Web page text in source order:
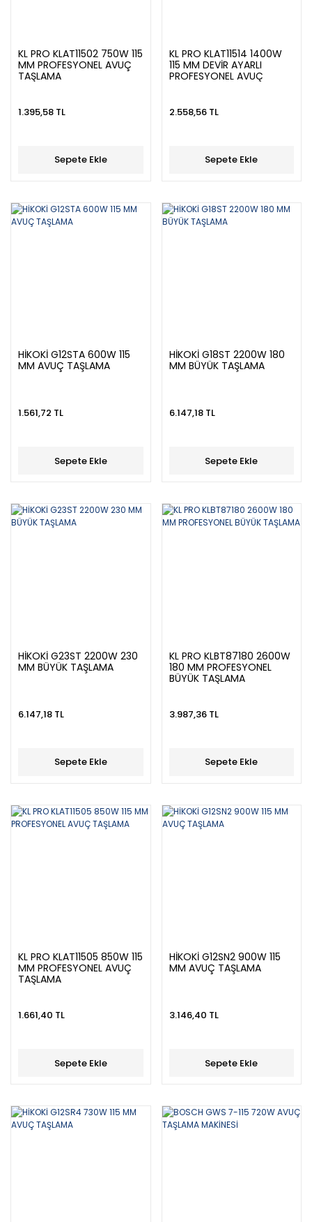
KL PRO KLAT11502 750W 115
MM PROFESYONEL AVUÇ
TAŞLAMA
1.395,58 TL
Sepete Ekle
KL PRO KLAT11514 1400W
115 MM DEVİR AYARLI
PROFESYONEL AVUÇ
2.558,56 TL
Sepete Ekle
HİKOKİ G12STA 600W 115
MM AVUÇ TAŞLAMA
1.561,72 TL
Sepete Ekle
HİKOKİ G18ST 2200W 180
MM BÜYÜK TAŞLAMA
6.147,18 TL
Sepete Ekle
HİKOKİ G23ST 2200W 230
MM BÜYÜK TAŞLAMA
6.147,18 TL
Sepete Ekle
KL PRO KLBT87180 2600W
180 MM PROFESYONEL
BÜYÜK TAŞLAMA
3.987,36 TL
Sepete Ekle
KL PRO KLAT11505 850W 115
MM PROFESYONEL AVUÇ
TAŞLAMA
1.661,40 TL
Sepete Ekle
HİKOKİ G12SN2 900W 115
MM AVUÇ TAŞLAMA
3.146,40 TL
Sepete Ekle